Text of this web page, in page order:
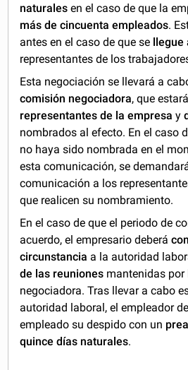
naturales en el caso de que la
más de cincuenta empleados.
antes en el caso de que se llegue
representantes de los
Esta negociación se llevará a
comisión negociadora, que
representantes de la empresa y
nombrados al efecto. En el caso
no haya sido nombrada en el
esta comunicación, se
comunicación a los
que realicen su nombramiento.
En el caso de que el periodo de
acuerdo, el empresario deberá
circunstancia a la autoridad
de las reuniones mantenidas
negociadora. Tras llevar a cabo
autoridad laboral, el empleador
empleado su despido con un
quince días naturales.